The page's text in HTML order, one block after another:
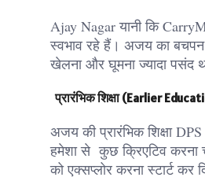
Ajay Nagar यानी कि
स्वभाव रहे हैं। अजय का
खेलना और घूमना ज्यादा पसंद
प्रारंभिक शिक्षा (Earlier
अजय की प्रारंभिक शिक्षा
हमेशा से कुछ क्रिएटिव
को एक्सप्लोर करना स्टार्ट कर